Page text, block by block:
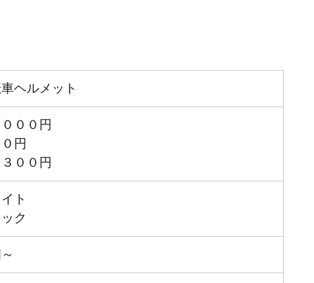
ヘルメット
００円
円
００円
ト
ク